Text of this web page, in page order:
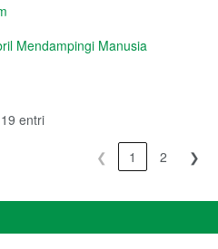
Mendampingi Manusia
entri
❮ 1 2 ❯